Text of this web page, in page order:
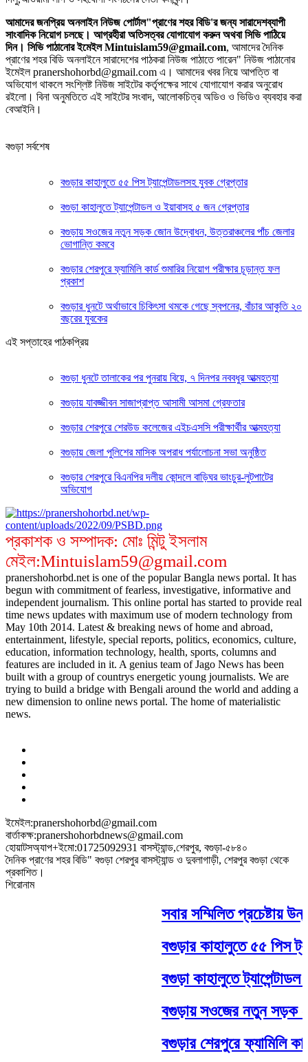
আমাদের জনপ্রিয় অনলাইন নিউজ পোর্টাল"প্রাণের শহর বিডি'র জন্য সারাদেশব্যাপী
সাংবাদিক নিয়োগ চলছে। আগ্রহীরা অতিসত্বর যোগাযোগ করুন অথবা সিভি পাঠিয়ে
দিন। সিভি পাঠানোর ইমেইল Mintuislam59@gmail.com, আমাদের দৈনিক
প্রাণের শহর বিডি অনলাইনে সারাদেশের পাঠকরা নিউজ পাঠাতে পারেন" নিউজ পাঠানোর
ইমেইল pranershohorbd@gmail.com এ। আমাদের খবর নিয়ে আপত্তি বা
অভিযোগ থাকলে সংশ্লিষ্ট নিউজ সাইটের কর্তৃপক্ষের সাথে যোগাযোগ করার অনুরোধ
রইলো। বিনা অনুমতিতে এই সাইটের সংবাদ, আলোকচিত্র অডিও ও ভিডিও ব্যবহার করা
বেআইনি।
বগুড়া সর্বশেষ
বগুড়ার কাহালুতে ৫৫ পিস ট্যাপেন্টাডলসহ যুবক গ্রেপ্তার
বগুড়া কাহালুতে ট্যাপেন্টাডল ও ইয়াবাসহ ৫ জন গ্রেপ্তার
বগুড়ায় সওজের নতুন সড়ক জোন উদ্বোধন, উত্তরাঞ্চলের পাঁচ জেলার
ভোগান্তি কমবে
বগুড়ার শেরপুরে ফ্যামিলি কার্ড শুমারির নিয়োগ পরীক্ষার চূড়ান্ত ফল
প্রকাশ
বগুড়ার ধুনটে অর্থাভাবে চিকিৎসা থমকে গেছে স্বপনের, বাঁচার আকুতি ২০
বছরের যুবকের
এই সপ্তাহের পাঠকপ্রিয়
বগুড়া ধুনটে তালাকের পর পুনরায় বিয়ে, ৭ দিনপর নববধুর আত্মহত্যা
বগুড়ায় যাবজ্জীবন সাজাপ্রাপ্ত আসামী আসমা গ্রেফতার
বগুড়ার শেরপুরে শেরউড কলেজের এইচএসসি পরীক্ষার্থীর আত্মহত্যা
বগুড়ায় জেলা পুলিশের মাসিক অপরাধ পর্যালোচনা সভা অনুষ্ঠিত
বগুড়ার শেরপুরে বিএনপির দলীয় কোন্দলে বাড়িঘর ভাংচুর-লুটপাটের
অভিযোগ
প্রকাশক ও সম্পাদক: মোঃ মিন্টু ইসলাম
মেইল:Mintuislam59@gmail.com
pranershohorbd.net is one of the popular Bangla news portal. It has
begun with commitment of fearless, investigative, informative and
independent journalism. This online portal has started to provide real
time news updates with maximum use of modern technology from
May 10th 2014. Latest & breaking news of home and abroad,
entertainment, lifestyle, special reports, politics, economics, culture,
education, information technology, health, sports, columns and
features are included in it. A genius team of Jago News has been
built with a group of countrys energetic young journalists. We are
trying to build a bridge with Bengali around the world and adding a
new dimension to online news portal. The home of materialistic
news.
ইমেইল:pranershohorbd@gmail.com
বার্তাকক্ষ:pranershohorbdnews@gmail.com
হোয়াটসঅ্যাপ+ইমো:01725092931 বাসস্ট্যান্ড,শেরপুর, বগুড়া-৫৮৪০
দৈনিক প্রাণের শহর বিডি" বগুড়া শেরপুর বাসস্ট্যান্ড ও দুবলাগাড়ী, শেরপুর বগুড়া থেকে
প্রকাশিত।
শিরোনাম
সবার সম্মিলিত প্রচেষ্টায়
বগুড়ার কাহালুতে ৫৫ পিস
বগুড়া কাহালুতে
বগুড়ায় সওজের নতুন সড়ক
বগুড়ার শেরপুরে ফ্যামিলি